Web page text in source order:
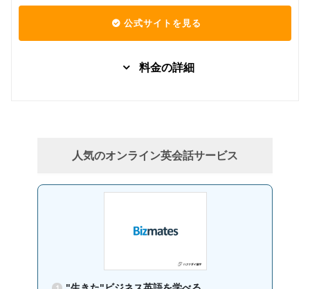
公式サイトを見る
料金の詳細
Class5 小学生 8,000円(税込) / 月
グループレッスン 子供向け
回数：4 / 1セッション40分
人気のオンライン英会話サービス